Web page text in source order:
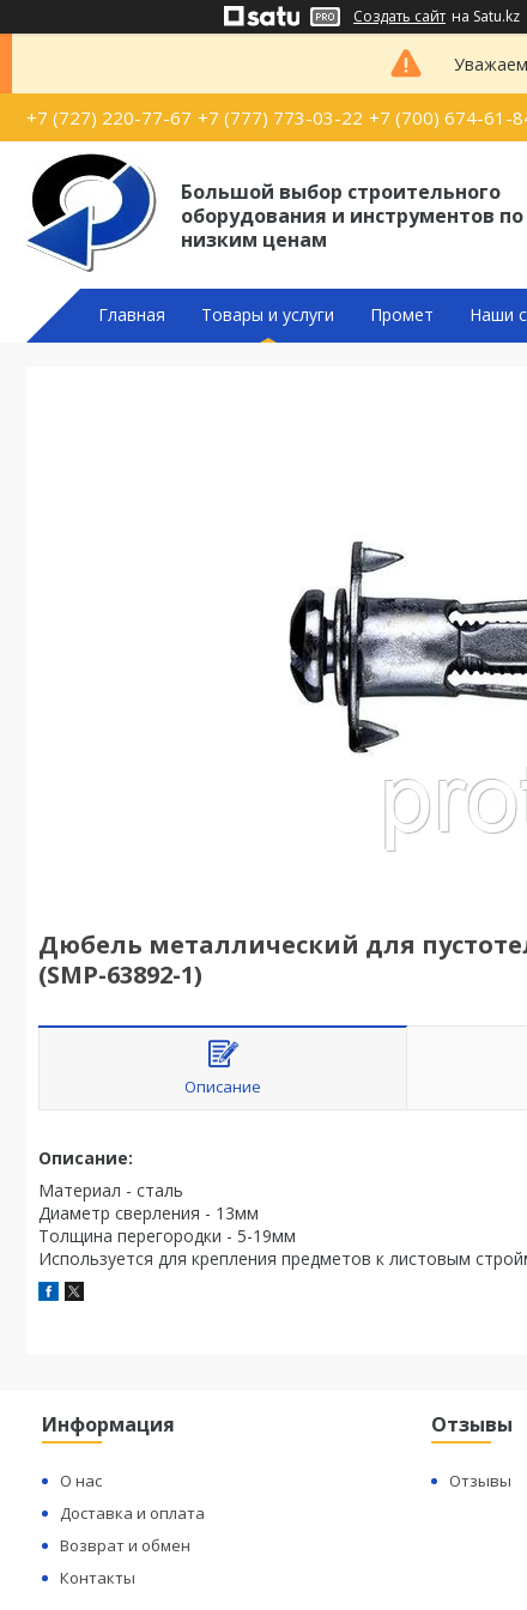
Создать сайт на Satu.kz
+7 (727) 220-77-67 +7 (777) 773-03-22 +7 (700) 674-61-
Большой выбор строительного
оборудования и инструментов по
низким ценам
Главная Товары и услуги Промет Наши
Дюбель металлический для
(SMP-63892-1)
Описание
Описание:
Материал - сталь
Диаметр сверления - 13мм
Толщина перегородки - 5-19мм
Используется для крепления предметов к листовым
Информация
О нас
Доставка и оплата
Возврат и обмен
Контакты
Отзывы
Отзывы